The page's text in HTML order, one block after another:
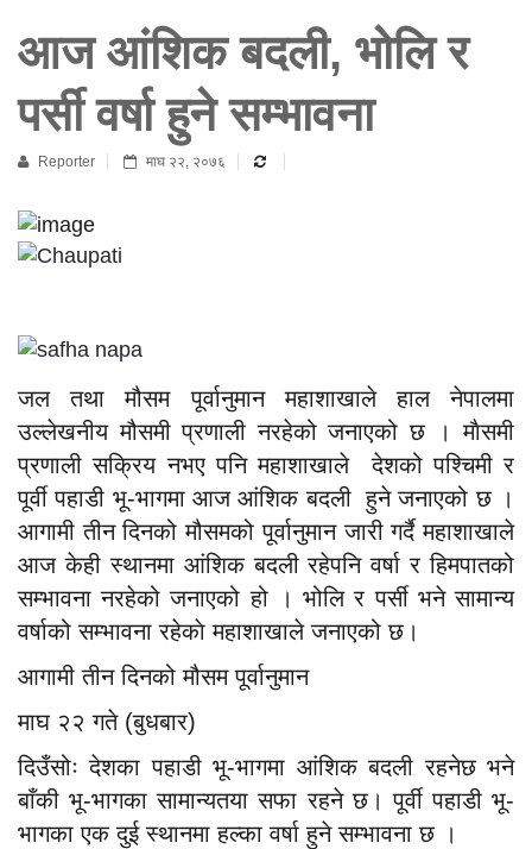
आज आंशिक बदली, भोलि र
पर्सी वर्षा हुने सम्भावना
Reporter माघ २२, २०७६
जल तथा मौसम पूर्वानुमान महाशाखाले हाल नेपालमा
उल्लेखनीय मौसमी प्रणाली नरहेको जनाएको छ । माैसमी
प्रणाली सक्रिय नभए पनि महाशाखाले देशको पश्चिमी र
पूर्वी पहाडी भू-भागमा आज आंशिक बदली हुने जनाएको छ ।
आगामी तीन दिनको मौसमको पूर्वानुमान जारी गर्दै महाशाखाले
आज केही स्थानमा आंशिक बदली रहेपनि वर्षा र हिमपातको
सम्भावना नरहेको जनाएको हो । भोलि र पर्सी भने सामान्य
वर्षाको सम्भावना रहेकाे महाशाखाले जनाएको छ।
आगामी तीन दिनको मौसम पूर्वानुमान
माघ २२ गते (बुधबार)
दिउँसोः देशका पहाडी भू-भागमा आंशिक बदली रहनेछ भने
बाँकी भू-भागका सामान्यतया सफा रहने छ। पूर्वी पहाडी भू-
भागका एक दुई स्थानमा हल्का वर्षा हुने सम्भावना छ ।